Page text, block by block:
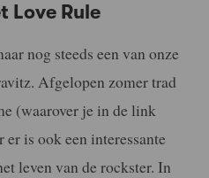
Love Rule
nog steeds een van onze
Afgelopen zomer trad
(waarover je in de link
is ook een interessante
leven van de rockster. In